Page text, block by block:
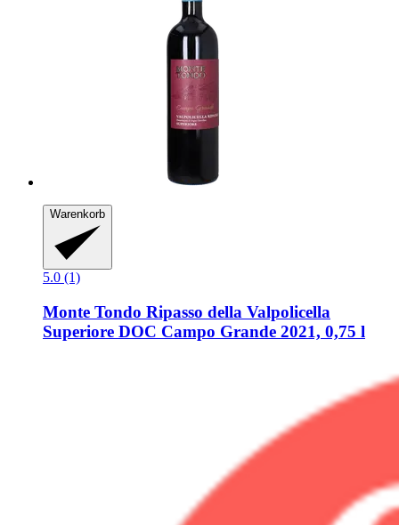
Warenkorb
5.0 (1)
Monte Tondo Ripasso della Valpolicella
Superiore DOC Campo Grande 2021, 0,75 l